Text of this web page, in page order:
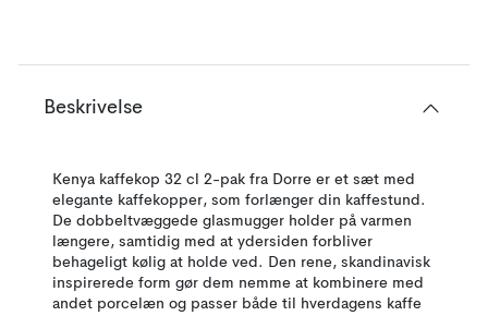
Beskrivelse
Kenya kaffekop 32 cl 2-pak fra Dorre er et sæt med
elegante kaffekopper, som forlænger din kaffestund.
De dobbeltvæggede glasmugger holder på varmen
længere, samtidig med at ydersiden forbliver
behageligt kølig at holde ved. Den rene, skandinavisk
inspirerede form gør dem nemme at kombinere med
andet porcelæn og passer både til hverdagens kaffe